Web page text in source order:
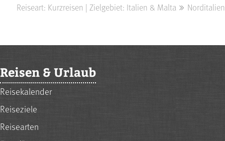
Reiseart: Kurzreisen | Zielgebiet: Italien & Malta
Norditalien
Reisen & Urlaub
Reisekalender
Reiseziele
Reisearten